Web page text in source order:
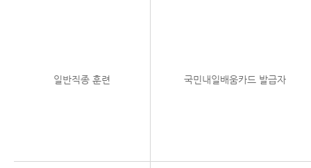
일반직종 훈련 국민내일배움카드 발급자